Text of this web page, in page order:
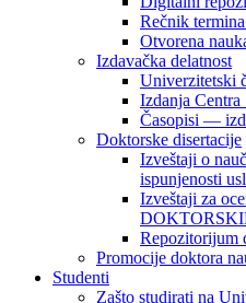
Rečnik
Otvorena
Izdavačka delatnost
Univerzitetski
Izdanja
Časopisi —
Doktorske disertacije
Izveštaji o
ispunjenosti
Izveštaji za
Repozitorijum
Promocije doktora
Studenti
Zašto studirati na